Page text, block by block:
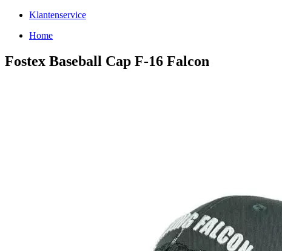
Klantenservice
Home
Fostex Baseball Cap F-16 Falcon